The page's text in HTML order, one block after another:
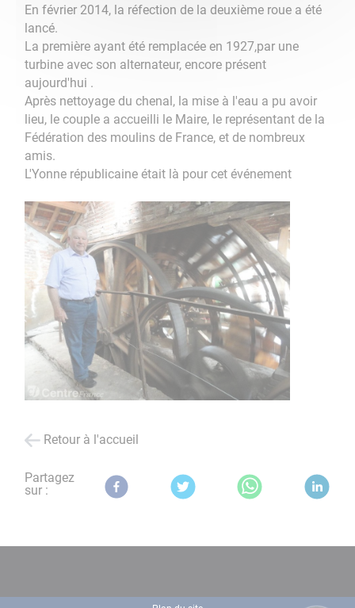
En février 2014, la réfection de la deuxième roue a été
lancé.
La première ayant été remplacée en 1927,par une
turbine avec son alternateur, encore présent
aujourd'hui .
Après nettoyage du chenal, la mise à l'eau a pu avoir
lieu, le couple a accueilli le Maire, le représentant de la
Fédération des moulins de France, et de nombreux
amis.
L'Yonne républicaine était là pour cet événement
Retour à l'accueil
Partagez
sur :